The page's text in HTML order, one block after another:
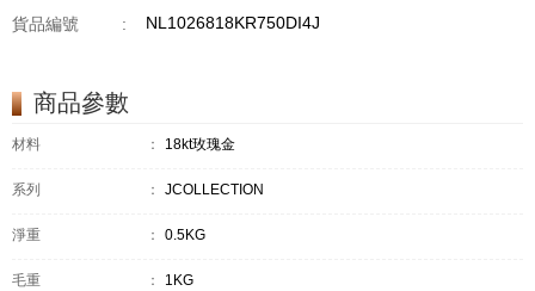
貨品編號 : NL1026818KR750DI4J
商品參數
材料 ： 18kt玫瑰金
系列 ： JCOLLECTION
淨重 ： 0.5KG
毛重 ： 1KG